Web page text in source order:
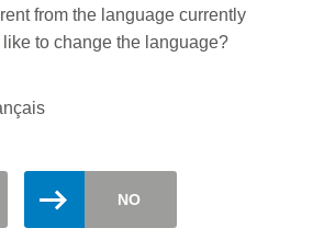
from the language currently
to change the language?
NO